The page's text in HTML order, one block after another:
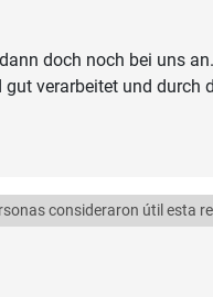
doch noch bei uns an.
verarbeitet und durch
consideraron útil esta